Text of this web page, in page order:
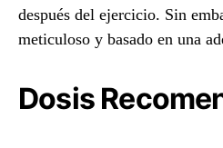
después del ejercicio. Sin
meticuloso y basado en una
Dosis